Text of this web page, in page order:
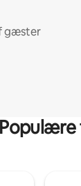
gæster
Populære